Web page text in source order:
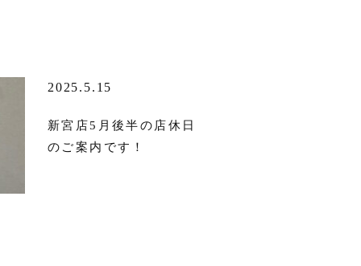
2025.5.15
新宮店5月後半の店休日
のご案内です！